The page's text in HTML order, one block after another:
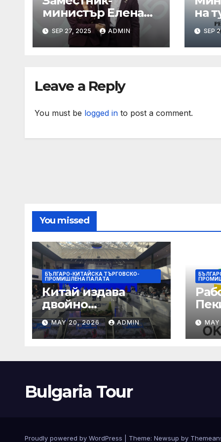
министър Елена
Шекерлетова
представи
българската
заседание на
въпроси“ в
SEP 27, 2025 ADMIN
на
SEP
Leave a Reply
You must be logged in to post a comment.
You missed
БЪЛГАРО-КИТАЙСКА ТЪРГОВСКО-
ПРОМИШЛЕНА ПАЛAТА
Китай издава
двойно
предупреждение
за силен дъжд и
пясъчни бури
MAY 20, 2026 ADMIN
Bulgaria Tour
Proudly powered by WordPress Theme: Newsup by